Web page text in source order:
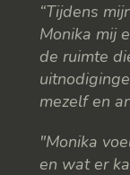
“Tijdens
Monika mij
de ruimte
mezelf en
"Monika
en wat er